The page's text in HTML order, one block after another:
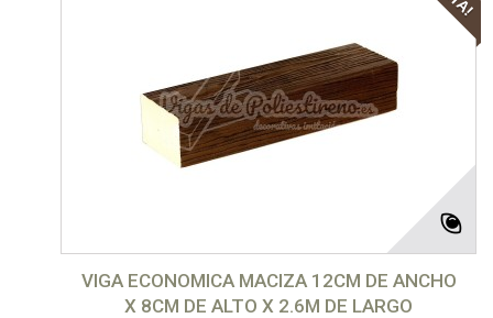
VIGA ECONOMICA MACIZA 12CM DE ANCHO
X 8CM DE ALTO X 2.6M DE LARGO